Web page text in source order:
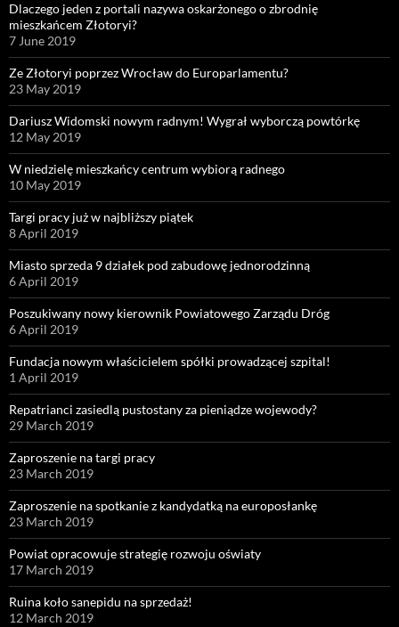
Dlaczego jeden z portali nazywa oskarżonego o zbrodnię
mieszkańcem Złotoryi?
7 June 2019
Ze Złotoryi poprzez Wrocław do Europarlamentu?
23 May 2019
Dariusz Widomski nowym radnym! Wygrał wyborczą powtórkę
12 May 2019
W niedzielę mieszkańcy centrum wybiorą radnego
10 May 2019
Targi pracy już w najbliższy piątek
8 April 2019
Miasto sprzeda 9 działek pod zabudowę jednorodzinną
6 April 2019
Poszukiwany nowy kierownik Powiatowego Zarządu Dróg
6 April 2019
Fundacja nowym właścicielem spółki prowadzącej szpital!
1 April 2019
Repatrianci zasiedlą pustostany za pieniądze wojewody?
29 March 2019
Zaproszenie na targi pracy
23 March 2019
Zaproszenie na spotkanie z kandydatką na europosłankę
23 March 2019
Powiat opracowuje strategię rozwoju oświaty
17 March 2019
Ruina koło sanepidu na sprzedaż!
12 March 2019